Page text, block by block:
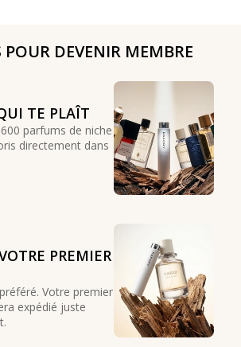
POUR DEVENIR MEMBRE
TE PLAÎT
parfums de niche
directement dans
PREMIER
Votre premier
expédié juste